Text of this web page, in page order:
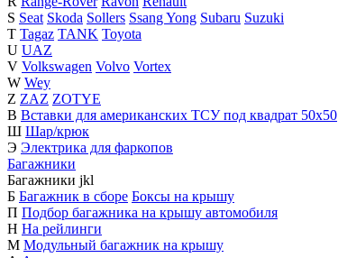
S Seat Skoda Sollers Ssang Yong Subaru Suzuki
T Tagaz TANK Toyota
U UAZ
V Volkswagen Volvo Vortex
W Wey
Z ZAZ ZOTYE
В Вставки для американских ТСУ под квадрат 50х50
Ш Шар/крюк
Э Электрика для фаркопов
Багажники
Багажники jkl
Б Багажник в сборе Боксы на крышу
П Подбор багажника на крышу автомобиля
Н На рейлинги
М Модульный багажник на крышу